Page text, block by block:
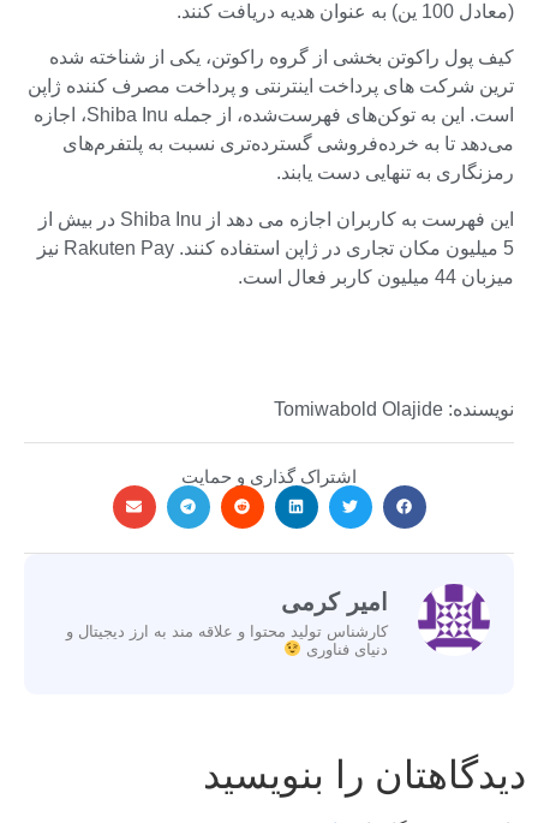
(معادل 100 ین) به عنوان هدیه دریافت کنند.
کیف پول راکوتن بخشی از گروه راکوتن، یکی از شناخته شده
ترین شرکت های پرداخت اینترنتی و پرداخت مصرف کننده ژاپن
است. این به توکن‌های فهرست‌شده، از جمله Shiba Inu، اجازه
می‌دهد تا به خرده‌فروشی گسترده‌تری نسبت به پلتفرم‌های
رمزنگاری به تنهایی دست یابند.
این فهرست به کاربران اجازه می دهد از Shiba Inu در بیش از
5 میلیون مکان تجاری در ژاپن استفاده کنند. Rakuten Pay نیز
میزبان 44 میلیون کاربر فعال است.
نویسنده: Tomiwabold Olajide
اشتراک گذاری و حمایت
امیر کرمی
کارشناس تولید محتوا و علاقه مند به ارز دیجیتال و
دنیای فناوری
دیدگاهتان را بنویسید